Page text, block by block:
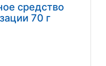
средство
70 г